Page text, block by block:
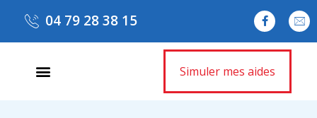
04 79 28 38 15
Simuler mes aides